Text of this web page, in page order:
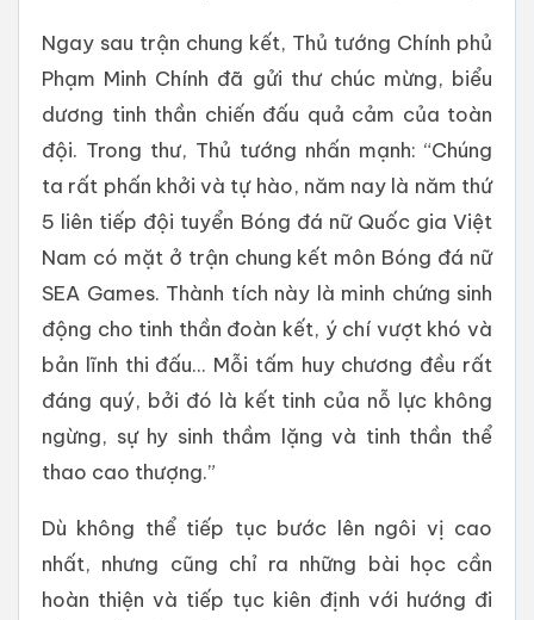
Ngay sau trận chung kết, Thủ tướng Chính phủ
Phạm Minh Chính đã gửi thư chúc mừng, biểu
dương tinh thần chiến đấu quả cảm của toàn
đội. Trong thư, Thủ tướng nhấn mạnh: “Chúng
ta rất phấn khởi và tự hào, năm nay là năm thứ
5 liên tiếp đội tuyển Bóng đá nữ Quốc gia Việt
Nam có mặt ở trận chung kết môn Bóng đá nữ
SEA Games. Thành tích này là minh chứng sinh
động cho tinh thần đoàn kết, ý chí vượt khó và
bản lĩnh thi đấu... Mỗi tấm huy chương đều rất
đáng quý, bởi đó là kết tinh của nỗ lực không
ngừng, sự hy sinh thầm lặng và tinh thần thể
thao cao thượng.”
Dù không thể tiếp tục bước lên ngôi vị cao
nhất, nhưng cũng chỉ ra những bài học cần
hoàn thiện và tiếp tục kiên định với hướng đi